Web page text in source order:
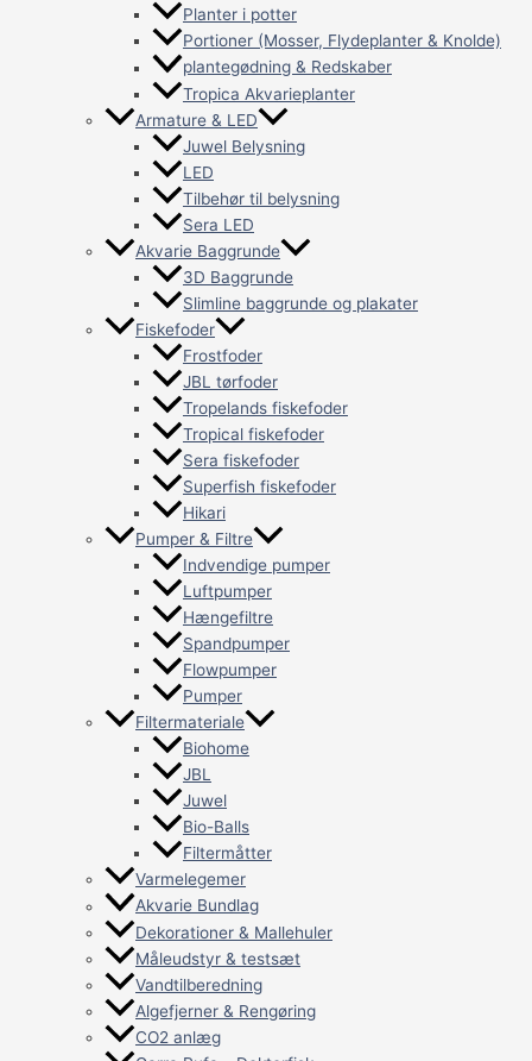
Planter i potter
Portioner (Mosser, Flydeplanter & Knolde)
plantegødning & Redskaber
Tropica Akvarieplanter
Armature & LED
Juwel Belysning
LED
Tilbehør til belysning
Sera LED
Akvarie Baggrunde
3D Baggrunde
Slimline baggrunde og plakater
Fiskefoder
Frostfoder
JBL tørfoder
Tropelands fiskefoder
Tropical fiskefoder
Sera fiskefoder
Superfish fiskefoder
Hikari
Pumper & Filtre
Indvendige pumper
Luftpumper
Hængefiltre
Spandpumper
Flowpumper
Pumper
Filtermateriale
Biohome
JBL
Juwel
Bio-Balls
Filtermåtter
Varmelegemer
Akvarie Bundlag
Dekorationer & Mallehuler
Måleudstyr & testsæt
Vandtilberedning
Algefjerner & Rengøring
CO2 anlæg